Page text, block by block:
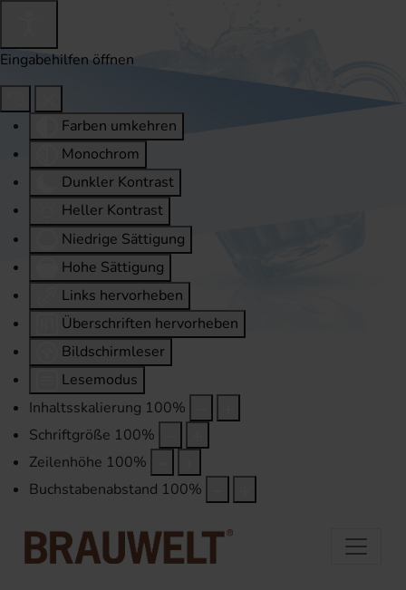
Eingabehilfen öffnen
Farben umkehren
Monochrom
Dunkler Kontrast
Heller Kontrast
Niedrige Sättigung
Hohe Sättigung
Links hervorheben
Überschriften hervorheben
Bildschirmleser
Lesemodus
Inhaltsskalierung 100%
Schriftgröße 100%
Zeilenhöhe 100%
Buchstabenabstand 100%